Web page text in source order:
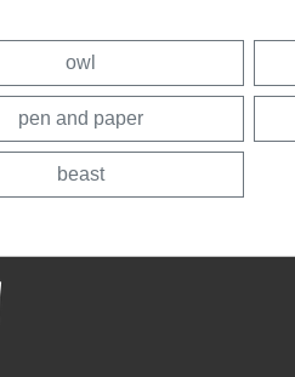
owl
pen and paper
beast